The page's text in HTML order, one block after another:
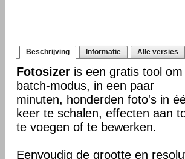
Beschrijving Informatie Alle versies
Fotosizer is een gratis tool om
batch-modus, in een paar
minuten, honderden foto's in
keer te schalen, effecten aan
te voegen of te bewerken.
Eenvoudig de grootte en